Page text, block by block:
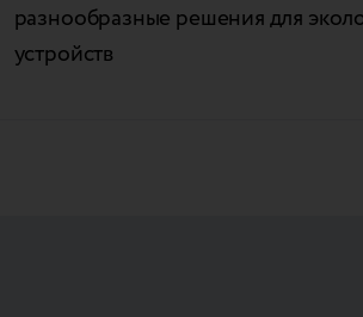
разнообразные решения для
устройств